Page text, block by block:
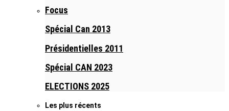
Focus
Spécial Can 2013
Présidentielles 2011
Spécial CAN 2023
ELECTIONS 2025
Les plus récents